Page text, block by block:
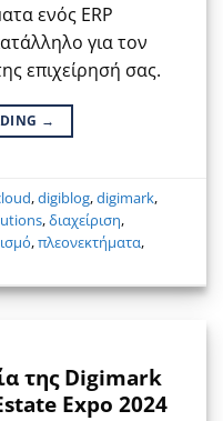
ενός ERP
για τον
επιχείρησή σας.
→
,digiblog,digimark,
,διαχείριση,
,πλεονεκτήματα,
της Digimark
Expo 2024